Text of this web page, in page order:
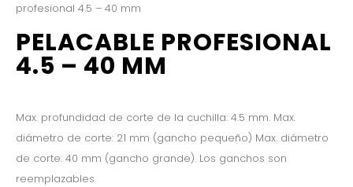
profesional 4.5 – 40 mm
PELACABLE PROFESIONAL
4.5 – 40 MM
Max. profundidad de corte de la cuchilla: 4.5 mm. Max.
diámetro de corte: 21 mm (gancho pequeño) Max. diámetro
de corte: 40 mm (gancho grande). Los ganchos son
reemplazables.